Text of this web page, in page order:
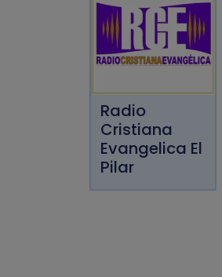
Radio
Cristiana
Evangelica El
Pilar